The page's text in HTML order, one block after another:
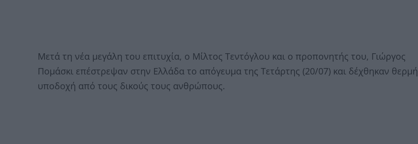
Μετά τη νέα μεγάλη του επιτυχία, ο Μίλτος Τεντόγλου και ο προπονητής του, Γιώργος
Πομάσκι επέστρεψαν στην Ελλάδα το απόγευμα της Τετάρτης (20/07) και δέχθηκαν θερμή
υποδοχή από τους δικούς τους ανθρώπους.